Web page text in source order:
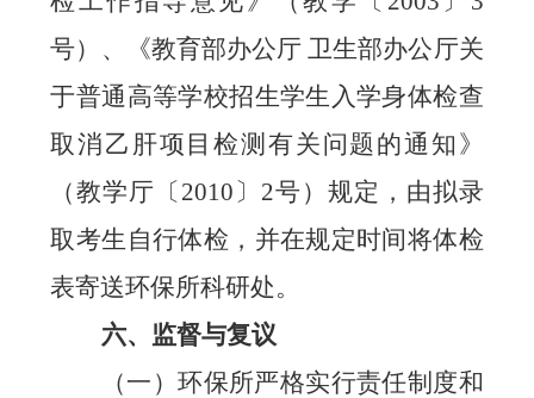
号）、《教育部办公厅 卫生部办公厅关
于普通高等学校招生学生入学身体检查
取消乙肝项目检测有关问题的通知》
（教学厅〔 2010 〕 2号）规定，由拟录
取考生自行体检，并在规定时间将体检
表寄送环保所科研处。
六、监督与复议
（一）环保所严格实行责任制度和